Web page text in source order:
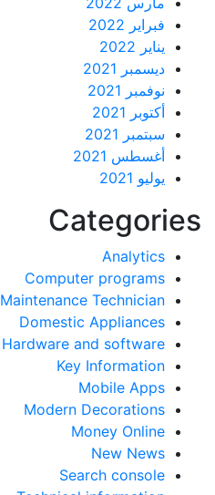
فبراير 2022
ديسمبر 2021
نوفمبر 2021
أكتوبر 2021
سبتمبر 2021
أغسطس 2021
Analytics
Computer programs
Device Maintenance Technician
Domestic Appliances
Hardware and software
Key Information
Mobile Apps
Modern Decorations
Money Online
New News
Search console